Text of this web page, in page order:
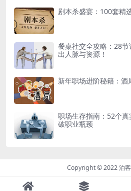
剧本杀盛宴：100套精
餐桌社交全攻略：28
出人脉与资源！
新年职场进阶秘籍：
职场生存指南：52个
破职业瓶颈
Copyright © 2022 泊